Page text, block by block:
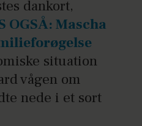
dankort,
OGSÅ: Mascha
situation
vågen om
nede i et sort